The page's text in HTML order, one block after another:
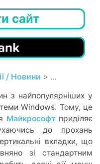
сайт
/ Новини » ...
з найпопулярніших у
Windows. Тому, це
Майкрософт приділяє
до прохань
вкладки, що
зі стандартним